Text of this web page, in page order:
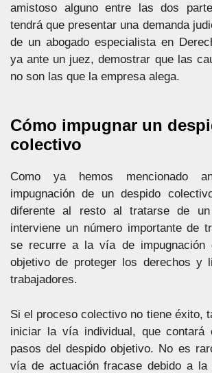
amistoso alguno entre las dos
tendrá que presentar una demanda
de un abogado especialista en
ya ante un juez, demostrar que las
no son las que la empresa alega.
Cómo impugnar un
colectivo
Como ya hemos mencionado
impugnación de un despido
diferente al resto al tratarse de un
interviene un número importante de
se recurre a la vía de impugnación
objetivo de proteger los derechos y
trabajadores.
Si el proceso colectivo no tiene éxito,
iniciar la vía individual, que contará
pasos del despido objetivo. No es
vía de actuación fracase debido a la